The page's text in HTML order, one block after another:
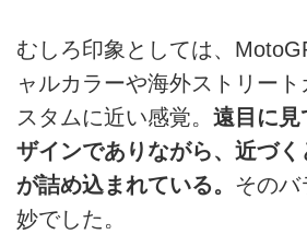
むしろ印象としては、
ャルカラーや海外ストリート
スタムに近い感覚。 遠目に見
ザインでありながら、近づ
が詰め込まれている。 そのバ
妙でした。